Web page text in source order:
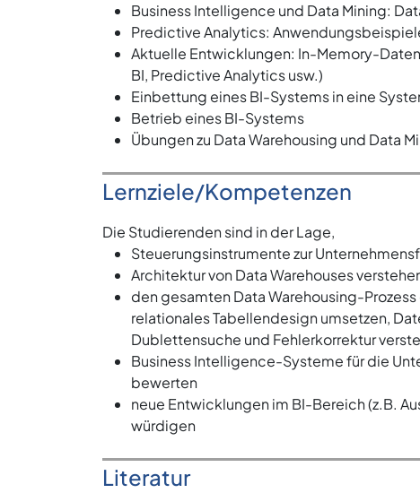
Business Intelligence und Data Mining:
Predictive Analytics:
Aktuelle Entwicklungen: In-Memory-
BI, Predictive Analytics usw.)
Einbettung eines BI-Systems in eine
Betrieb eines BI-Systems
Übungen zu Data Warehousing und Data
Lernziele/Kompetenzen
Die Studierenden sind in der Lage,
Steuerungsinstrumente zur
Architektur von Data Warehouses
den gesamten Data Warehousing-
relationales Tabellendesign umsetzen,
Dublettensuche und Fehlerkorrektur
Business Intelligence-Systeme für die
bewerten
neue Entwicklungen im BI-Bereich (z.B.
würdigen
Literatur